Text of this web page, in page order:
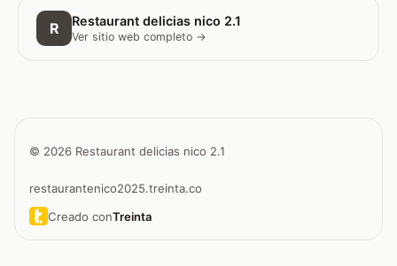
R Restaurant delicias nico 2.1
Ver sitio web completo →
© 2026 Restaurant delicias nico 2.1
restaurantenico2025.treinta.co
Creado conTreinta